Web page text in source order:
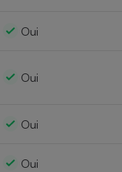
Oui
Oui
Oui
Oui